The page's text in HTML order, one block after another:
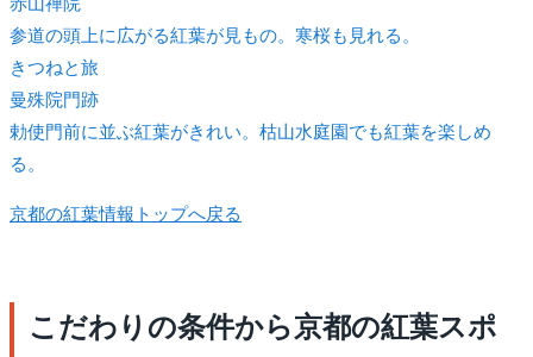
赤山禅院
参道の頭上に広がる紅葉が見もの。寒桜も見れる。
きつねと旅
曼殊院門跡
勅使門前に並ぶ紅葉がきれい。枯山水庭園でも紅葉を楽しめ
る。
京都の紅葉情報トップへ戻る
こだわりの条件から京都の紅葉スポ